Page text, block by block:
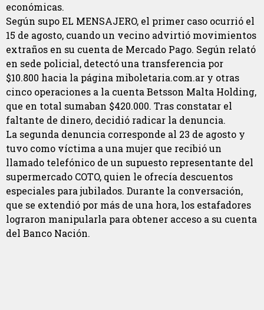
económicas.
Según supo EL MENSAJERO, el primer caso ocurrió el
15 de agosto, cuando un vecino advirtió movimientos
extraños en su cuenta de Mercado Pago. Según relató
en sede policial, detectó una transferencia por
$10.800 hacia la página miboletaria.com.ar y otras
cinco operaciones a la cuenta Betsson Malta Holding,
que en total sumaban $420.000. Tras constatar el
faltante de dinero, decidió radicar la denuncia.
La segunda denuncia corresponde al 23 de agosto y
tuvo como víctima a una mujer que recibió un
llamado telefónico de un supuesto representante del
supermercado COTO, quien le ofrecía descuentos
especiales para jubilados. Durante la conversación,
que se extendió por más de una hora, los estafadores
lograron manipularla para obtener acceso a su cuenta
del Banco Nación.